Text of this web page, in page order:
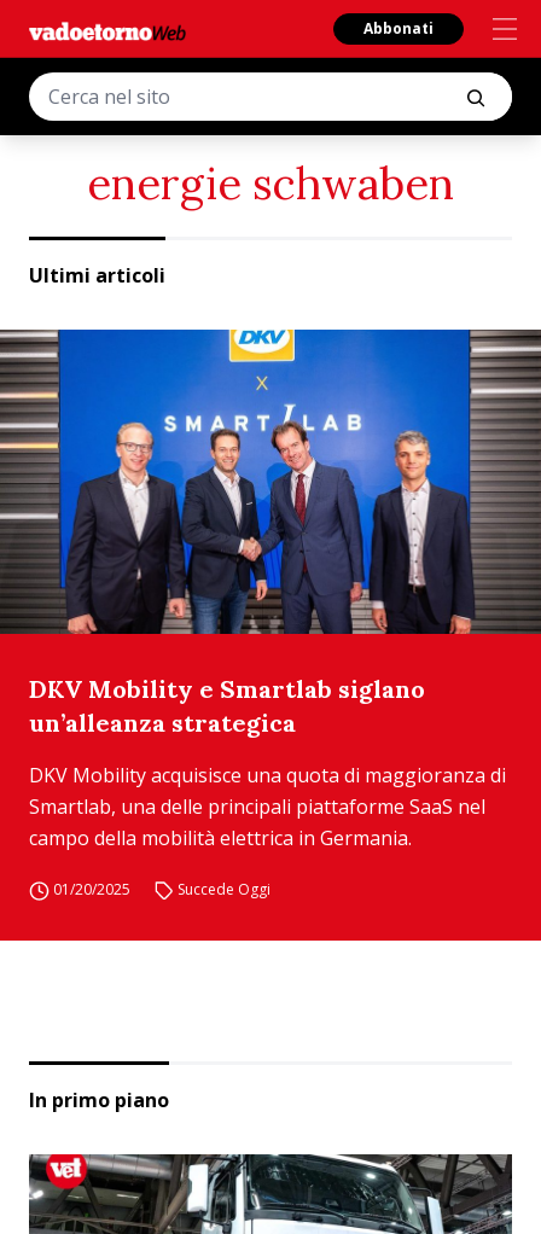
Abbonati
energie schwaben
Ultimi articoli
DKV Mobility e Smartlab siglano
un’alleanza strategica
DKV Mobility acquisisce una quota di maggioranza di
Smartlab, una delle principali piattaforme SaaS nel
campo della mobilità elettrica in Germania.
01/20/2025 Succede Oggi
In primo piano